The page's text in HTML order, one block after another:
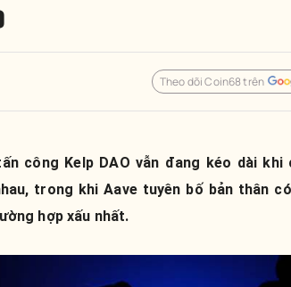
Theo dõi Coin68 trên
công Kelp DAO vẫn đang kéo dài
trong khi Aave tuyên bố bản thân
hợp xấu nhất.